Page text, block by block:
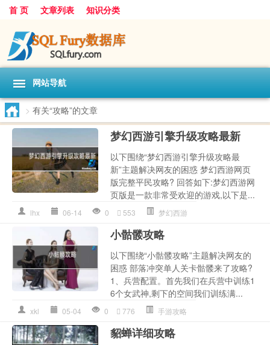
首 页 文章列表 知识分类
网站导航
> 有关“攻略”的文章
梦幻西游引擎升级攻略最新
以下围绕“梦幻西游引擎升级攻略最
新”主题解决网友的困惑 梦幻西游网页
版完整平民攻略? 回答如下:梦幻西游网
页版是一款非常受欢迎的游戏,以下是...
lhx 06-14 0 553 梦幻西游
小骷髅攻略
以下围绕“小骷髅攻略”主题解决网友的
困惑 部落冲突单人关卡骷髅来了攻略?
1、兵营配置。首先我们在兵营中训练1
6个女武神,剩下的空间我们训练满...
xkl 05-04 0 776 手游攻略
貂蝉详细攻略